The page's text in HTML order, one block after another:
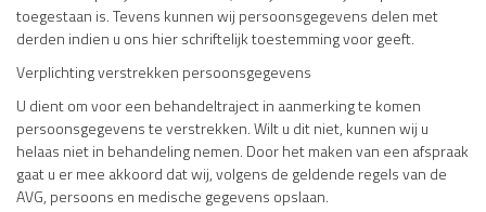
toegestaan is. Tevens kunnen wij persoonsgegevens delen met
derden indien u ons hier schriftelijk toestemming voor geeft.
Verplichting verstrekken persoonsgegevens
U dient om voor een behandeltraject in aanmerking te komen
persoonsgegevens te verstrekken. Wilt u dit niet, kunnen wij u
helaas niet in behandeling nemen. Door het maken van een afspraak
gaat u er mee akkoord dat wij, volgens de geldende regels van de
AVG, persoons en medische gegevens opslaan.